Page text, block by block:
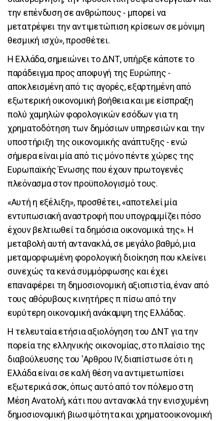
την επένδυση σε ανθρώπους - μπορεί να
μετατρέψει την αντιμετώπιση κρίσεων σε μόνιμη
θεσμική ισχύ», προσθέτει.
Η Ελλάδα, σημειώνει το ΔΝΤ, υπήρξε κάποτε το
παράδειγμα προς αποφυγή της Ευρώπης -
αποκλεισμένη από τις αγορές, εξαρτημένη από
εξωτερική οικονομική βοήθεια και με είσπραξη
πολύ χαμηλών φορολογικών εσόδων για τη
χρηματοδότηση των δημόσιων υπηρεσιών και την
υποστήριξη της οικονομικής ανάπτυξης - ενώ
σήμερα είναι μία από τις μόνο πέντε χώρες της
Ευρωπαϊκής Ένωσης που έχουν πρωτογενές
πλεόνασμα στον προϋπολογισμό τους.
«Αυτή η εξέλιξη», προσθέτει, «αποτελεί μία
εντυπωσιακή αναστροφή που υπογραμμίζει πόσο
έχουν βελτιωθεί τα δημόσια οικονομικά της». Η
μεταβολή αυτή αντανακλά, σε μεγάλο βαθμό, μια
μεταμορφωμένη φορολογική διοίκηση που κλείνει
συνεχώς τα κενά συμμόρφωσης και έχει
επαναφέρει τη δημοσιονομική αξιοπιστία, έναν από
τους αθόρυβους κινητήρες π πίσω από την
ευρύτερη οικονομική ανάκαμψη της Ελλάδας.
Η τελευταία ετήσια αξιολόγηση του ΔΝΤ για την
πορεία της ελληνικής οικονομίας, στο πλαίσιο της
διαβούλευσης του 'Αρθρου IV, διαπίστωσε ότι η
Ελλάδα είναι σε καλή θέση να αντιμετωπίσει
εξωτερικά σοκ, όπως αυτό από τον πόλεμο στη
Μέση Ανατολή, κάτι που αντανακλά την ενισχυμένη
δημοσιονομική βιωσιμότητα και χρηματοοικονομική